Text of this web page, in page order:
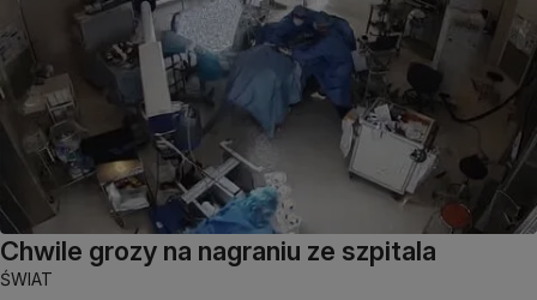
Chwile grozy na nagraniu ze szpitala
ŚWIAT